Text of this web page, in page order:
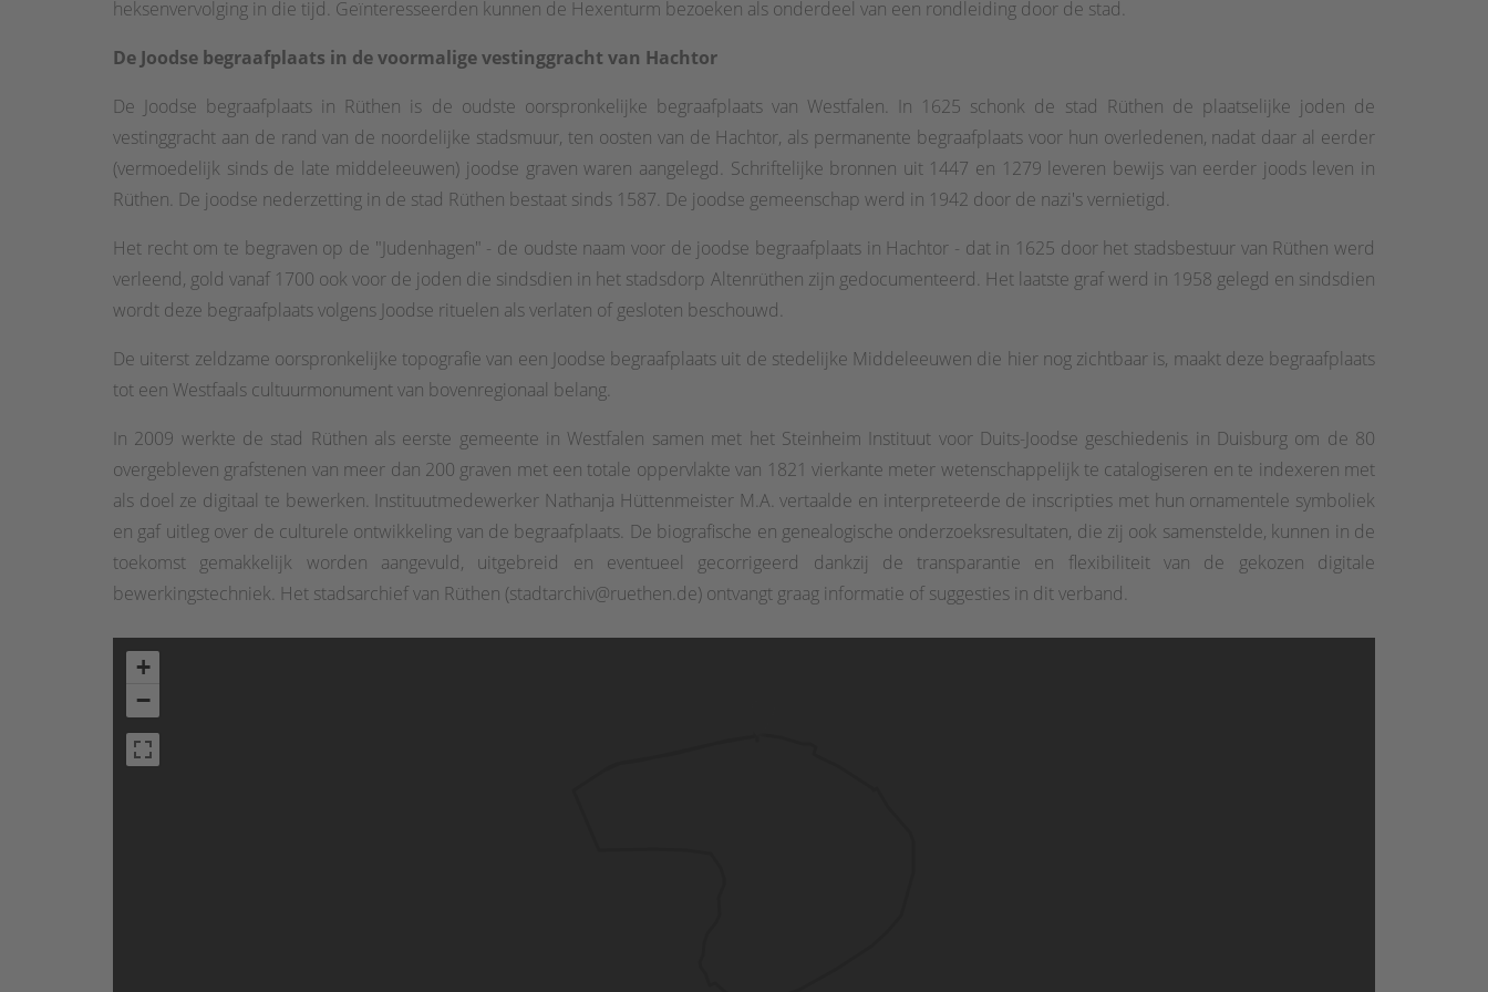
heksenvervolging in die tijd. Geïnteresseerden kunnen de Hexenturm bezoeken als onderdeel van een rondleiding door de stad.
De Joodse begraafplaats in de voormalige vestinggracht van Hachtor
De Joodse begraafplaats in Rüthen is de oudste oorspronkelijke begraafplaats van Westfalen. In 1625 schonk de stad Rüthen de plaatselijke joden de
vestinggracht aan de rand van de noordelijke stadsmuur, ten oosten van de Hachtor, als permanente begraafplaats voor hun overledenen, nadat daar al eerder
(vermoedelijk sinds de late middeleeuwen) joodse graven waren aangelegd. Schriftelijke bronnen uit 1447 en 1279 leveren bewijs van eerder joods leven in
Rüthen. De joodse nederzetting in de stad Rüthen bestaat sinds 1587. De joodse gemeenschap werd in 1942 door de nazi's vernietigd.
Het recht om te begraven op de "Judenhagen" - de oudste naam voor de joodse begraafplaats in Hachtor - dat in 1625 door het stadsbestuur van Rüthen werd
verleend, gold vanaf 1700 ook voor de joden die sindsdien in het stadsdorp Altenrüthen zijn gedocumenteerd. Het laatste graf werd in 1958 gelegd en sindsdien
wordt deze begraafplaats volgens Joodse rituelen als verlaten of gesloten beschouwd.
De uiterst zeldzame oorspronkelijke topografie van een Joodse begraafplaats uit de stedelijke Middeleeuwen die hier nog zichtbaar is, maakt deze begraafplaats
tot een Westfaals cultuurmonument van bovenregionaal belang.
In 2009 werkte de stad Rüthen als eerste gemeente in Westfalen samen met het Steinheim Instituut voor Duits-Joodse geschiedenis in Duisburg om de 80
overgebleven grafstenen van meer dan 200 graven met een totale oppervlakte van 1821 vierkante meter wetenschappelijk te catalogiseren en te indexeren met
als doel ze digitaal te bewerken. Instituutmedewerker Nathanja Hüttenmeister M.A. vertaalde en interpreteerde de inscripties met hun ornamentele symboliek
en gaf uitleg over de culturele ontwikkeling van de begraafplaats. De biografische en genealogische onderzoeksresultaten, die zij ook samenstelde, kunnen in de
toekomst gemakkelijk worden aangevuld, uitgebreid en eventueel gecorrigeerd dankzij de transparantie en flexibiliteit van de gekozen digitale
bewerkingstechniek. Het stadsarchief van Rüthen (stadtarchiv@ruethen.de) ontvangt graag informatie of suggesties in dit verband.
+
−